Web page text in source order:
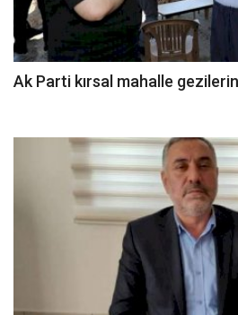
Ak Parti kırsal mahalle